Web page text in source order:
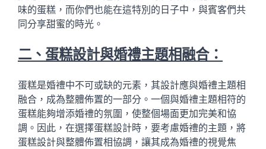
味的蛋糕，而你們也能在這特別的日子中，與賓客們共
同分享甜蜜的時光。
二、蛋糕設計與婚禮主題相融合：
蛋糕是婚禮中不可或缺的元素，其設計應與婚禮主題相
融合，成為整體佈置的一部分。一個與婚禮主題相符的
蛋糕能夠增添婚禮的氛圍，使整個場面更加完美和協
調。因此，在選擇蛋糕設計時，要考慮婚禮的主題，將
蛋糕設計與整體佈置相協調，讓其成為婚禮的視覺焦